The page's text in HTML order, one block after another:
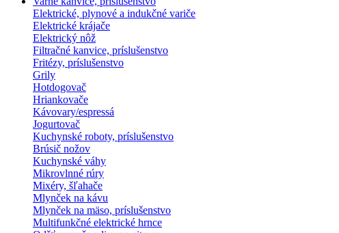
Elektrické, plynové a indukčné variče
Elektrické krájače
Elektrický nôž
Filtračné kanvice, príslušenstvo
Fritézy, príslušenstvo
Grily
Hotdogovač
Hriankovače
Kávovary/espressá
Jogurtovač
Kuchynské roboty, príslušenstvo
Brúsič nožov
Kuchynské váhy
Mikrovlnné rúry
Mixéry, šľahače
Mlynček na kávu
Mlynček na mäso, príslušenstvo
Multifunkčné elektrické hrnce